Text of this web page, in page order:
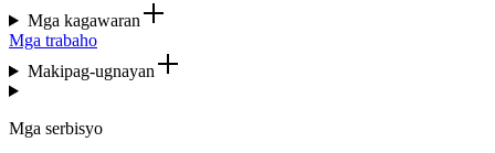
Mga kagawaran
Mga trabaho
Makipag-ugnayan
Mga serbisyo